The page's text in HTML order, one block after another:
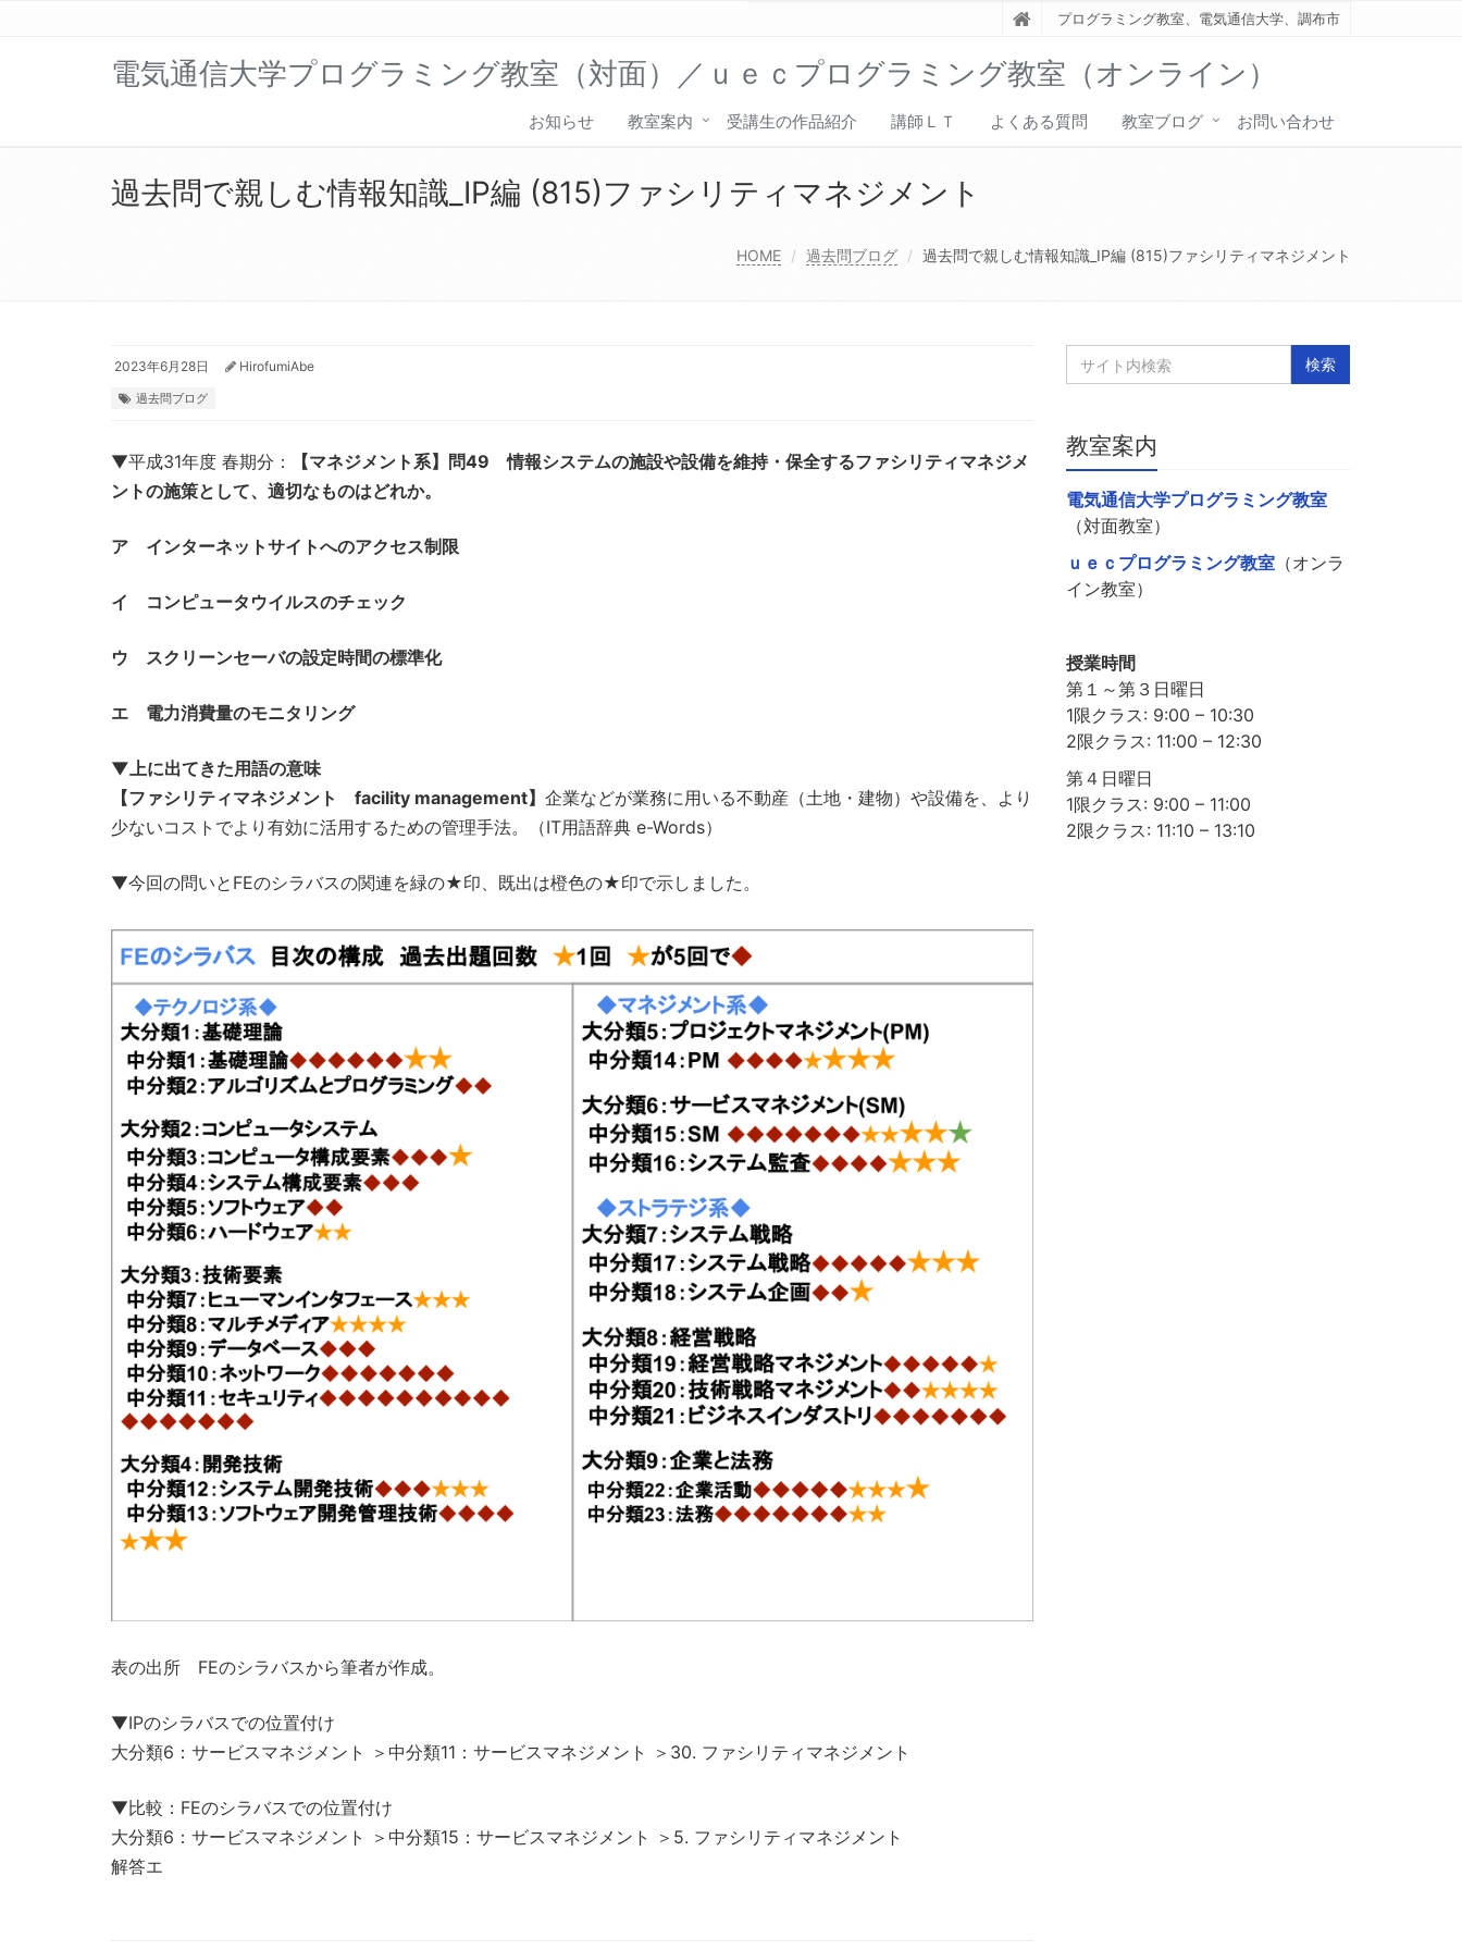
プログラミング教室、電気通信大学、調布市
電気通信大学プログラミング教室（対面）／ｕｅｃプログラミング教室（オンライン）
お知らせ 教室案内 受講生の作品紹介 講師ＬＴ よくある質問 教室ブログ お問い合わせ
過去問で親しむ情報知識_IP編 (815)ファシリティマネジメント
HOME 過去問ブログ 過去問で親しむ情報知識_IP編 (815)ファシリティマネジメント
2023年6月28日 HirofumiAbe
過去問ブログ
▼平成31年度 春期分：
【マネジメント系】問49 情報システムの施設や設備を維持・保全するファシリティマネジメ
ントの施策として、適切なものはどれか。
ア インターネットサイトへのアクセス制限
イ コンピュータウイルスのチェック
ウ スクリーンセーバの設定時間の標準化
エ 電力消費量のモニタリング
▼上に出てきた用語の意味
【ファシリティマネジメント facility management】 企業などが業務に用いる不動産（土地・建物）や設備を、より
少ないコストでより有効に活用するための管理手法。（IT用語辞典 e-Words）
▼今回の問いとFEのシラバスの関連を緑の★印、既出は橙色の★印で示しました。
表の出所 FEのシラバスから筆者が作成。
▼IPのシラバスでの位置付け
大分類6：サービスマネジメント ＞中分類11：サービスマネジメント ＞30. ファシリティマネジメント
▼比較：FEのシラバスでの位置付け
大分類6：サービスマネジメント ＞中分類15：サービスマネジメント ＞5. ファシリティマネジメント
解答エ
教室案内
電気通信大学プログラミング教室
（対面教室）
ｕｅｃプログラミング教室（オンラ
イン教室）
授業時間
第１～第３日曜日
1限クラス: 9:00 – 10:30
2限クラス: 11:00 – 12:30
第４日曜日
1限クラス: 9:00 – 11:00
2限クラス: 11:10 – 13:10